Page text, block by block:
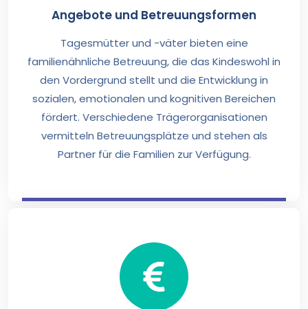
Angebote und Betreuungsformen
Tagesmütter und -väter bieten eine
familienähnliche Betreuung, die das Kindeswohl in
den Vordergrund stellt und die Entwicklung in
sozialen, emotionalen und kognitiven Bereichen
fördert. Verschiedene Trägerorganisationen
vermitteln Betreuungsplätze und stehen als
Partner für die Familien zur Verfügung.